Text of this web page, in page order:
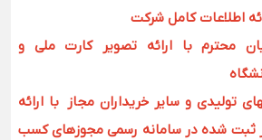
اطلاعات کامل شرکت
محترم با ارائه تصویر کارت ملی و
تولیدی و سایر خریداران مجاز با ارائه
ثبت شده در سامانه رسمی مجوزهای کسب